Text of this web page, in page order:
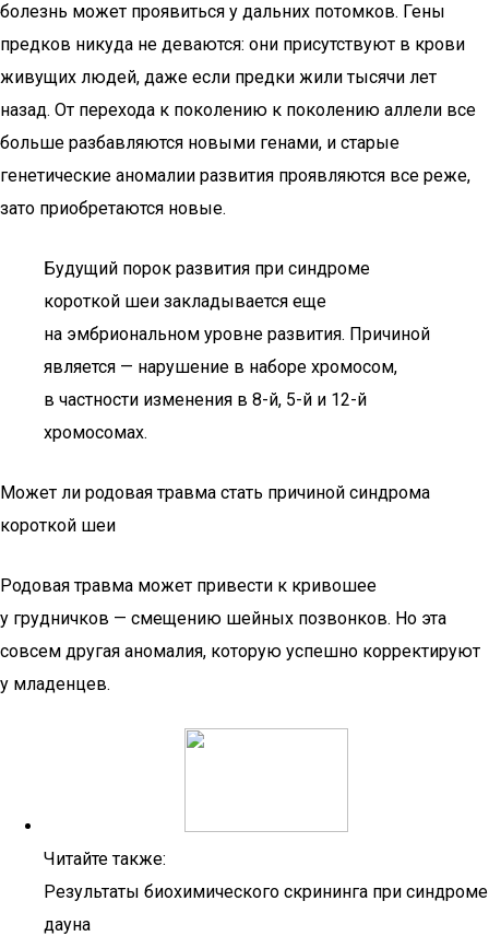
болезнь может проявиться у дальних потомков. Гены
предков никуда не деваются: они присутствуют в крови
живущих людей, даже если предки жили тысячи лет
назад. От перехода к поколению к поколению аллели все
больше разбавляются новыми генами, и старые
генетические аномалии развития проявляются все реже,
зато приобретаются новые.
Будущий порок развития при синдроме
короткой шеи закладывается еще
на эмбриональном уровне развития. Причиной
является — нарушение в наборе хромосом,
в частности изменения в 8-й, 5-й и 12-й
хромосомах.
Может ли родовая травма стать причиной синдрома
короткой шеи
Родовая травма может привести к кривошее
у грудничков — смещению шейных позвонков. Но эта
совсем другая аномалия, которую успешно корректируют
у младенцев.
Читайте также:
Результаты биохимического скрининга при синдроме
дауна